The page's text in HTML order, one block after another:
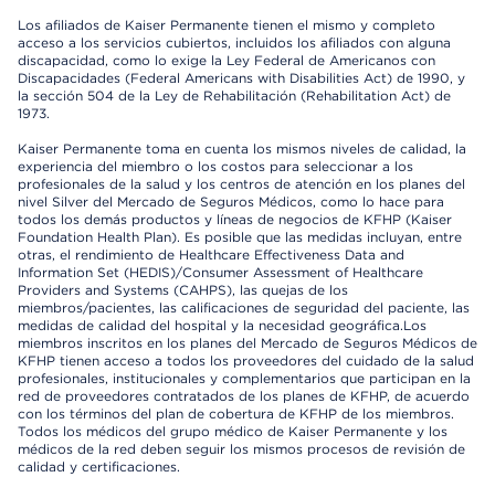
Los afiliados de Kaiser Permanente tienen el mismo y completo
acceso a los servicios cubiertos, incluidos los afiliados con alguna
discapacidad, como lo exige la Ley Federal de Americanos con
Discapacidades (Federal Americans with Disabilities Act) de 1990, y
la sección 504 de la Ley de Rehabilitación (Rehabilitation Act) de
1973.
Kaiser Permanente toma en cuenta los mismos niveles de calidad, la
experiencia del miembro o los costos para seleccionar a los
profesionales de la salud y los centros de atención en los planes del
nivel Silver del Mercado de Seguros Médicos, como lo hace para
todos los demás productos y líneas de negocios de KFHP (Kaiser
Foundation Health Plan). Es posible que las medidas incluyan, entre
otras, el rendimiento de Healthcare Effectiveness Data and
Information Set (HEDIS)/Consumer Assessment of Healthcare
Providers and Systems (CAHPS), las quejas de los
miembros/pacientes, las calificaciones de seguridad del paciente, las
medidas de calidad del hospital y la necesidad geográfica.Los
miembros inscritos en los planes del Mercado de Seguros Médicos de
KFHP tienen acceso a todos los proveedores del cuidado de la salud
profesionales, institucionales y complementarios que participan en la
red de proveedores contratados de los planes de KFHP, de acuerdo
con los términos del plan de cobertura de KFHP de los miembros.
Todos los médicos del grupo médico de Kaiser Permanente y los
médicos de la red deben seguir los mismos procesos de revisión de
calidad y certificaciones.